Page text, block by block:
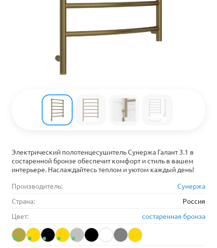
Электрический полотенцесушитель Сунержа Галант 3.1 в
состаренной бронзе обеспечит комфорт и стиль в вашем
интерьере. Наслаждайтесь теплом и уютом каждый день!
Производитель:
Сунержа
Страна:
Россия
Цвет:
состаренная бронза